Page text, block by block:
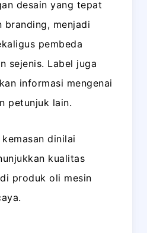
desain yang tepat
branding, menjadi
pembeda
sejenis. Label juga
informasi mengenai
petunjuk lain.
dinilai
kualitas
produk oli mesin